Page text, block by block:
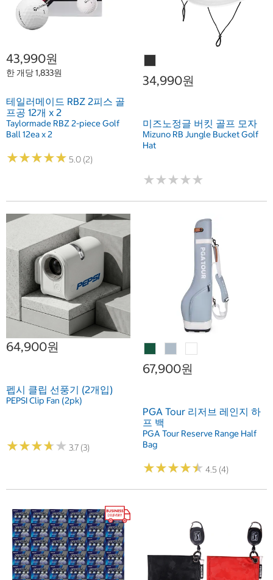
43,990원
한 개당 1,833원
테일러메이드 RBZ 2피스 골
프공 12개 x 2
Taylormade RBZ 2-piece Golf
Ball 12ea x 2
★★★★★
★★★★★ 5.0 (2)
34,990원
미즈노정글 버킷 골프 모자
Mizuno RB Jungle Bucket Golf
Hat
★★★★★
★★★★★
64,900원
펩시 클립 선풍기 (2개입)
PEPSI Clip Fan (2pk)
★★★★★
★★★★★ 3.7 (3)
67,900원
PGA Tour 리저브 레인지 하
프 백
PGA Tour Reserve Range Half
Bag
★★★★★
★★★★★ 4.5 (4)